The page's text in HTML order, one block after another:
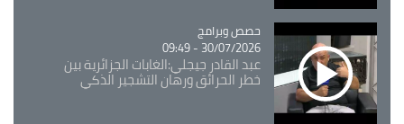
Catégorie
حصص وبرامج
30/07/2026 - 09:49
عبد القادر جيجلي:الغابات الجزائرية بين
خطر الحرائق ورهان التشجير الذكي